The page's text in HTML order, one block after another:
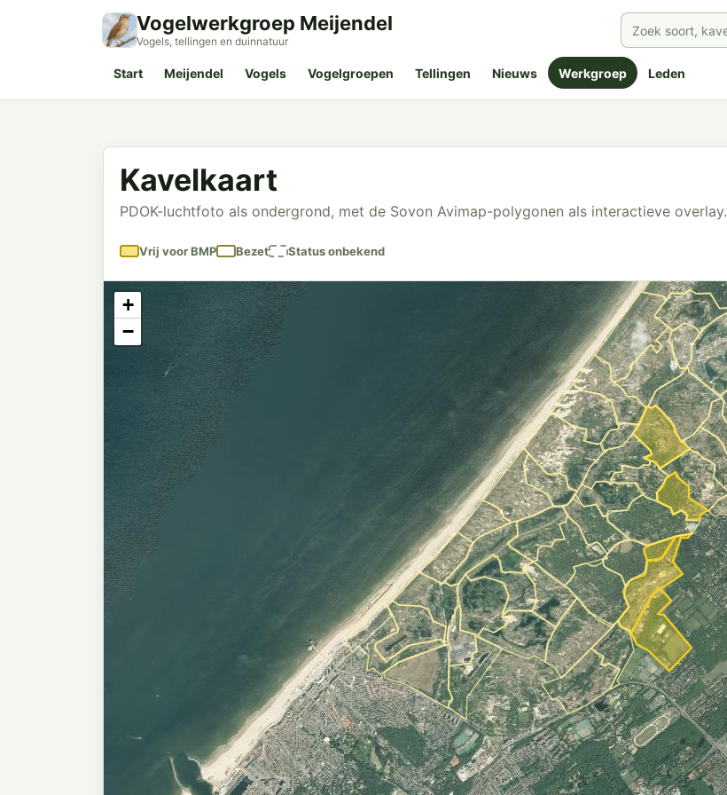
Vogelwerkgroep Meijendel
Vogels, tellingen en duinnatuur
Start Meijendel Vogels Vogelgroepen Tellingen Nieuws Werkgroep Leden
Kavelkaart
PDOK-luchtfoto als ondergrond, met de Sovon Avimap-polygonen als interactieve overlay.
Vrij voor BMP Bezet Status onbekend
+
−